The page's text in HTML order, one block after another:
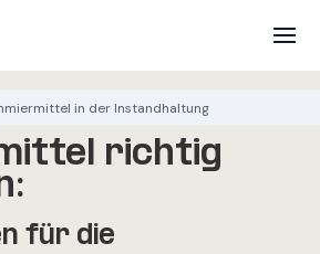
in der Instandhaltung
richtig
für die